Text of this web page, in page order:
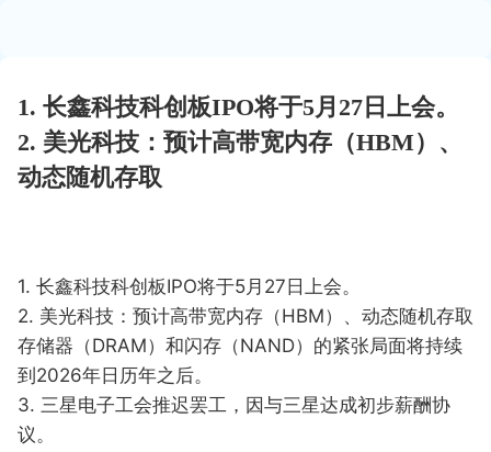
1. 长鑫科技科创板IPO将于5月27日上会。
2. 美光科技：预计高带宽内存（HBM）、
动态随机存取
1. 长鑫科技科创板IPO将于5月27日上会。
2. 美光科技：预计高带宽内存（HBM）、动态随机存取
存储器（DRAM）和闪存（NAND）的紧张局面将持续
到2026年日历年之后。
3. 三星电子工会推迟罢工，因与三星达成初步薪酬协
议。